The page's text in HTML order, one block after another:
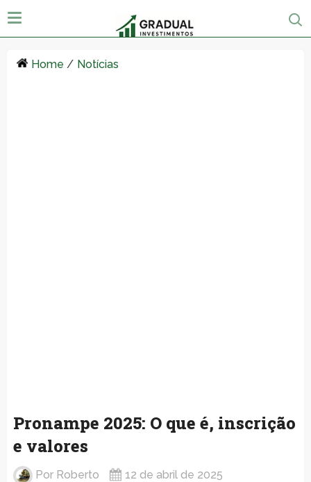
Home / Notícias
Pronampe 2025: O que é, inscrição
e valores
Por Roberto 12 de abril de 2025